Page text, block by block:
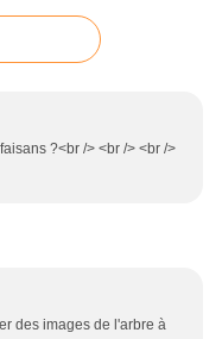
?<br /> <br /> <br />
des images de l'arbre à